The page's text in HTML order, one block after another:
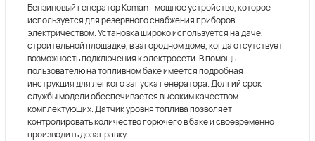
Бензиновый генератор Koman - мощное устройство, которое
используется для резервного снабжения приборов
электричеством. Установка широко используется на даче,
строительной площадке, в загородном доме, когда отсутствует
возможность подключения к электросети. В помощь
пользователю на топливном баке имеется подробная
инструкция для легкого запуска генератора. Долгий срок
службы модели обеспечивается высоким качеством
комплектующих. Датчик уровня топлива позволяет
контролировать количество горючего в баке и своевременно
производить дозаправку.